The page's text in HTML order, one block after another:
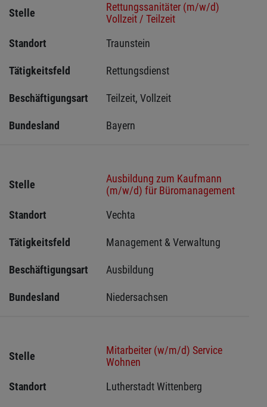
Stelle
Rettungssanitäter (m/w/d)
Vollzeit / Teilzeit
Standort
Traunstein
Tätigkeitsfeld Rettungsdienst
Beschäftigungsart Teilzeit, Vollzeit
Bundesland Bayern
Stelle
Ausbildung zum Kaufmann
(m/w/d) für Büromanagement
Standort
Vechta
Tätigkeitsfeld Management & Verwaltung
Beschäftigungsart Ausbildung
Bundesland Niedersachsen
Stelle
Mitarbeiter (w/m/d) Service
Wohnen
Standort
Lutherstadt Wittenberg